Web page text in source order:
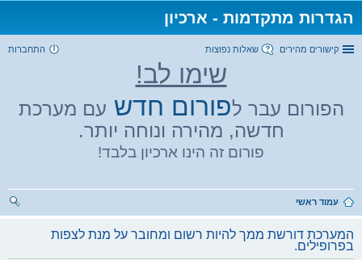
הגדרות מתקדמות - ארכיון
קישורים מהירים שאלות נפוצות התחברות
שימו לב!
הפורום עבר לפורום חדש עם מערכת
חדשה, מהירה ונוחה יותר.
פורום זה הינו ארכיון בלבד!
עמוד ראשי
המערכת דורשת ממך להיות רשום ומחובר על מנת לצפות
בפרופילים.